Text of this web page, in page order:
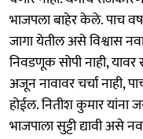
भाजपला बाहेर केले. पाच
जागा येतील असे विश्वास
निवडणूक सोपी नाही,
अजून नावावर चर्चा नाही,
होईल. नितीश कुमार यांना
भाजपाला सुट्टी द्यावी